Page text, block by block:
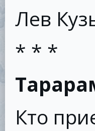
Лев
* * *
Кто